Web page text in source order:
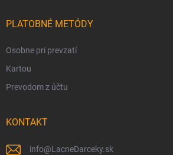
PLATOBNÉ METÓDY
Osobne pri prevzatí
Kartou
Prevodom z účtu
KONTAKT
info@LacneDarceky.sk